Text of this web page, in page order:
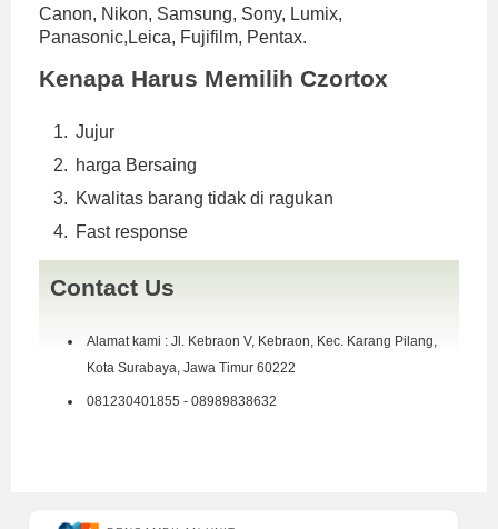
Canon, Nikon, Samsung, Sony, Lumix,
Panasonic,Leica, Fujifilm, Pentax.
Kenapa Harus Memilih Czortox
Jujur
harga Bersaing
Kwalitas barang tidak di ragukan
Fast response
Contact Us
Alamat kami : Jl. Kebraon V, Kebraon, Kec. Karang Pilang,
Kota Surabaya, Jawa Timur 60222
081230401855 - 08989838632